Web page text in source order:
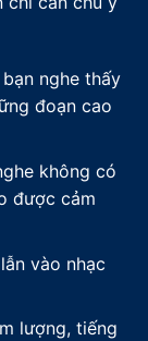
nghe thấy
đoạn cao
không có
được cảm
vào nhạc
lượng, tiếng